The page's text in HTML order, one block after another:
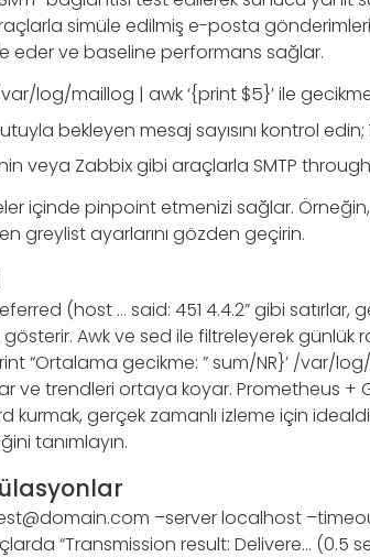
simüle edilmiş e-posta gönderimleri
eder ve baseline performans sağlar.
log/maillog | awk ‘{print $5}’ ile
bekleyen mesaj sayısını kontrol
veya Zabbix gibi araçlarla SMTP
içinde pinpoint etmenizi sağlar.
greylist ayarlarını gözden geçirin.
(host … said: 451 4.4.2” gibi satırlar,
gösterir. Awk ve sed ile filtreleyerek günlük
“Ortalama gecikme: ” sum/NR}’ /var/
ve trendleri ortaya koyar. Prometheus +
gerçek zamanlı izleme için
tanımlayın.
–server localhost
“Transmission result: Delivere… (0.5